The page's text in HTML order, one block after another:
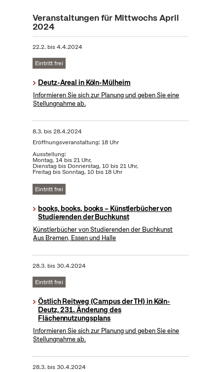
Veranstaltungen für Mittwochs April
2024
22.2. bis4.4.2024
Eintritt frei
Deutz-Areal in Köln-Mülheim
Informieren Sie sich zur Planung und geben Sie eine
Stellungnahme ab.
8.3. bis28.4.2024
Eröffnungsveranstaltung: 18 Uhr
Ausstellung:
Montag, 14 bis 21 Uhr,
Dienstag bis Donnerstag, 10 bis 21 Uhr,
Freitag bis Sonntag, 10 bis 18 Uhr
Eintritt frei
books, books, books – Künstlerbücher von
Studierenden der Buchkunst
Künstlerbücher von Studierenden der Buchkunst
Aus Bremen, Essen und Halle
28.3. bis30.4.2024
Eintritt frei
Östlich Reitweg (Campus der TH) in Köln-
Deutz, 231. Änderung des
Flächennutzungsplans
Informieren Sie sich zur Planung und geben Sie eine
Stellungnahme ab.
28.3. bis30.4.2024